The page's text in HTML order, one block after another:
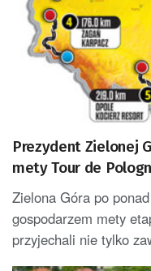
Prezydent Zielonej
mety Tour de
Zielona Góra po
gospodarzem mety
przyjechali nie tylko